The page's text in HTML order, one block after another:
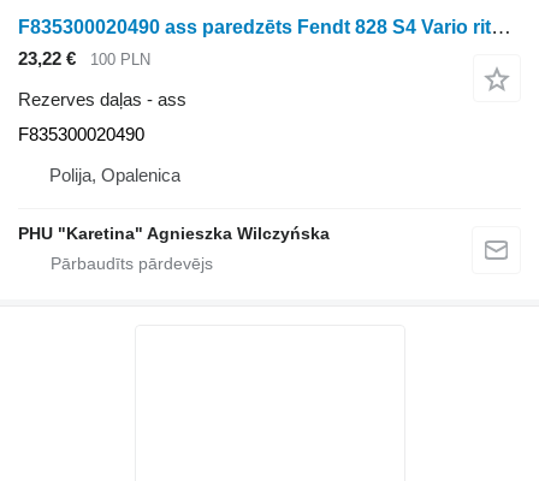
F835300020490 ass paredzēts Fendt 828 S4 Vario riteņtraktora
23,22 € 100 PLN
Rezerves daļas - ass
F835300020490
Polija, Opalenica
PHU "Karetina" Agnieszka Wilczyńska